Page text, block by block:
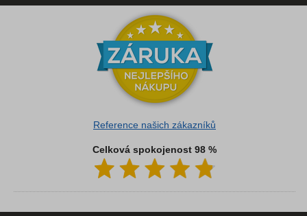
Reference našich zákazníků
Celková spokojenost 98 %